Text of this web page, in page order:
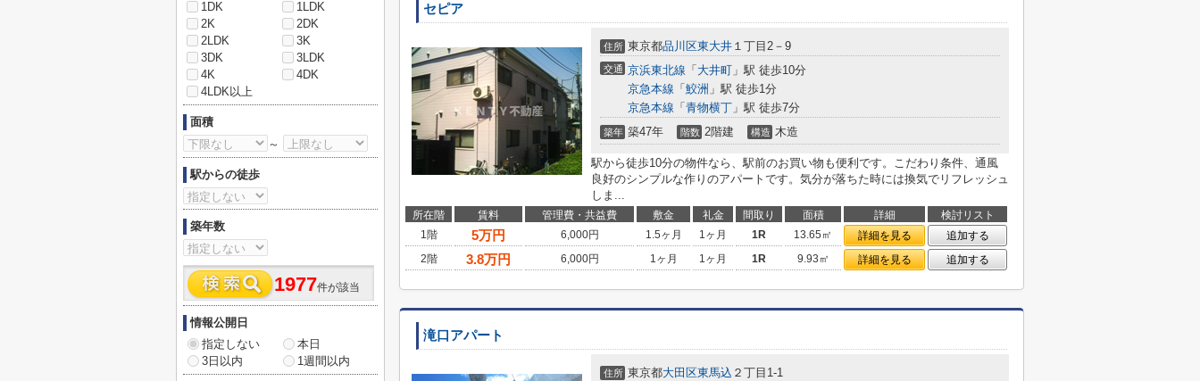
セピア
住所 東京都品川区東大井 １丁目2－9
交通 京浜東北線 「 大井町 」駅 徒歩10分
京急本線 「 鮫洲 」駅 徒歩1分
京急本線 「 青物横丁 」駅 徒歩7分
築年 築47年 階数 2階建 構造 木造
駅から徒歩10分の物件なら、駅前のお買い物も便利です。こだわり条件、通風
良好のシンプルな作りのアパートです。気分が落ちた時には換気でリフレッシュ
しま...
所在階 賃料 管理費・共益費 敷金 礼金 間取り 面積 詳細
検討リスト
1階
5万円 6,000円 1.5ヶ月 1ヶ月 1R 13.65㎡ 詳細を見る
追加する
2階
3.8万円 6,000円 1ヶ月 1ヶ月 1R 9.93㎡ 詳細を見る 追加する
滝口アパート
住所 東京都大田区東馬込 ２丁目1-1
1DK
1LDK
2K
2DK
2LDK
3K
3DK
3LDK
4K
4DK
4LDK以上
面積
～
駅からの徒歩
築年数
1977件が該当
情報公開日
指定しない
本日
3日以内
1週間以内